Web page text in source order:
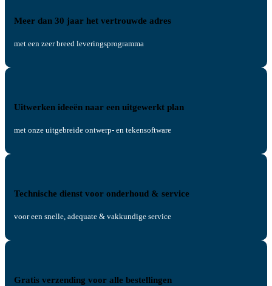
Meer dan 30 jaar het vertrouwde adres
met een zeer breed leveringsprogramma
Uitwerken ideeën naar een uitgewerkt plan
met onze uitgebreide ontwerp- en tekensoftware
Technische dienst voor onderhoud & service
voor een snelle, adequate & vakkundige service
Gratis verzending voor alle bestellingen